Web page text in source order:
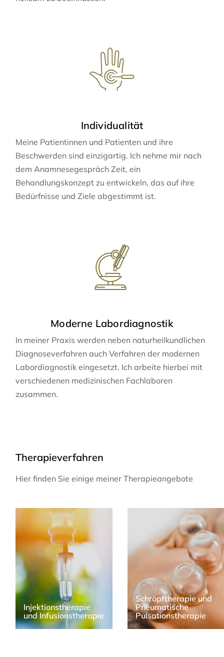
Individualität
Meine Patientinnen und Patienten und ihre
Beschwerden sind einzigartig. Ich nehme mir nach
dem Anamnesegespräch Zeit, ein
Behandlungskonzept zu entwickeln, das auf ihre
Bedürfnisse und Ziele abgestimmt ist.
Moderne Labordiagnostik
In meiner Praxis werden neben naturheilkundlichen
Diagnoseverfahren auch Verfahren der modernen
Labordiagnostik eingesetzt. Ich arbeite hierbei mit
verschiedenen medizinischen Fachlaboren
zusammen.
Therapieverfahren
Hier finden Sie einige meiner Therapieangebote
Injektionstherapie
und Infusions­therapie
Schröpftherapie und
Pneumatische
Pulsations­therapie